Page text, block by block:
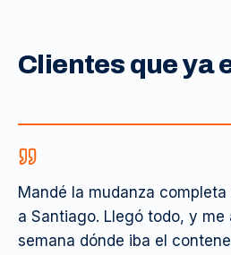
Clientes que ya
Mandé la mudanza
a Santiago. Llegó todo, y me
semana dónde iba el